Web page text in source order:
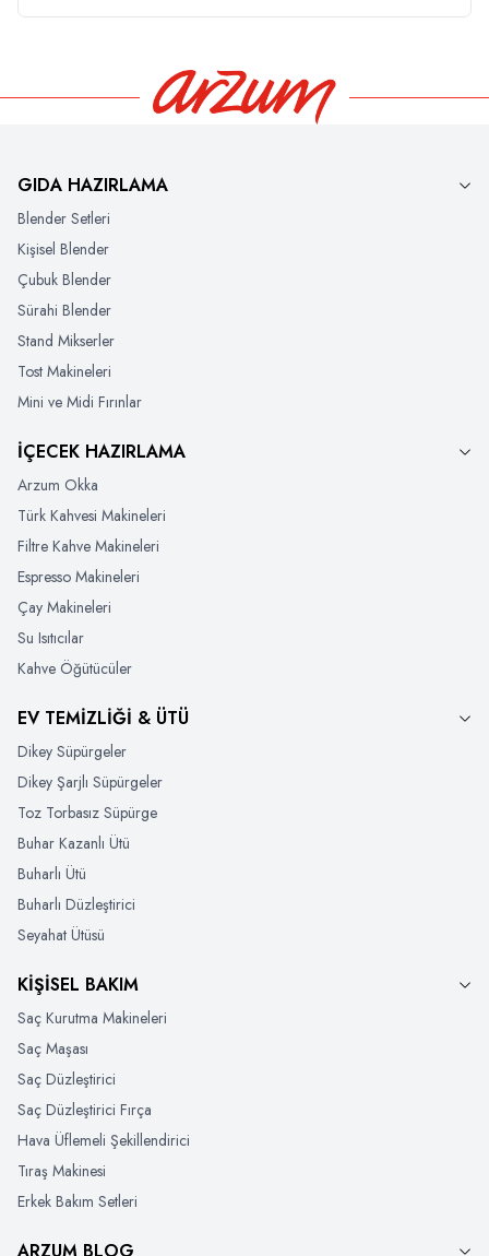
GIDA HAZIRLAMA
Blender Setleri
Kişisel Blender
Çubuk Blender
Sürahi Blender
Stand Mikserler
Tost Makineleri
Mini ve Midi Fırınlar
İÇECEK HAZIRLAMA
Arzum Okka
Türk Kahvesi Makineleri
Filtre Kahve Makineleri
Espresso Makineleri
Çay Makineleri
Su Isıtıcılar
Kahve Öğütücüler
EV TEMİZLİĞİ & ÜTÜ
Dikey Süpürgeler
Dikey Şarjlı Süpürgeler
Toz Torbasız Süpürge
Buhar Kazanlı Ütü
Buharlı Ütü
Buharlı Düzleştirici
Seyahat Ütüsü
KİŞİSEL BAKIM
Saç Kurutma Makineleri
Saç Maşası
Saç Düzleştirici
Saç Düzleştirici Fırça
Hava Üflemeli Şekillendirici
Tıraş Makinesi
Erkek Bakım Setleri
ARZUM BLOG